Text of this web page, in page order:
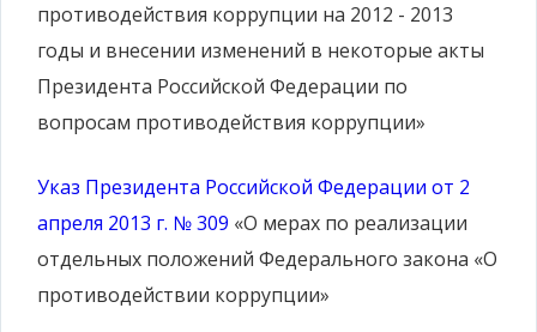
противодействия коррупции на 2012 - 2013
годы и внесении изменений в некоторые акты
Президента Российской Федерации по
вопросам противодействия коррупции»
Указ Президента Российской Федерации от 2
апреля 2013 г. № 309 «О мерах по реализации
отдельных положений Федерального закона «О
противодействии коррупции»